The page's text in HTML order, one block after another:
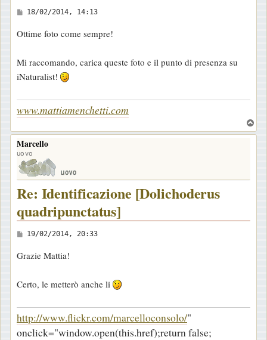
M
s
a
g
i
18/02/2014, 14:13
Ottime foto come sempre!
Mi raccomando, carica queste foto e il punto di presenza su
iNaturalist!
www.mattiamenchetti.com
o
Marcello
uovo
Re: Identificazione [Dolichoderus
quadripunctatus]
M
s
a
g
i
19/02/2014, 20:33
Grazie Mattia!
Certo, le metterò anche li
http://www.flickr.com/marcelloconsolo/"
onclick="window.open(this.href);return false;